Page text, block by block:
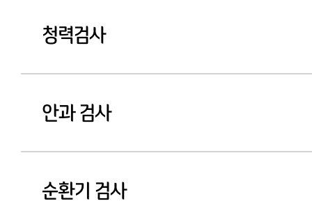
청력검사
안과 검사
순환기 검사